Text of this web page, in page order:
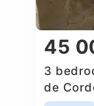
45
3
de